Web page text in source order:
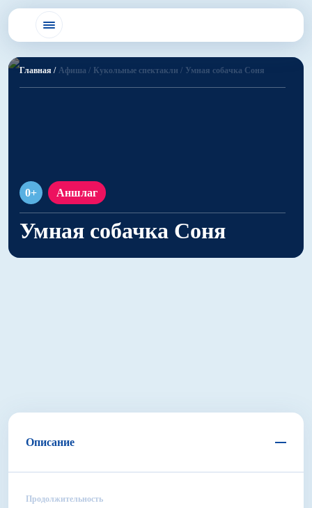
Главная / Афиша / Кукольные спектакли / Умная собачка Соня
0+ Аншлаг
Умная собачка Соня
Описание
Продолжительность